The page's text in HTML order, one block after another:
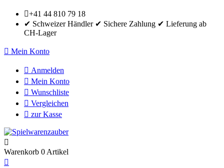
+41 44 810 79 18
✔ Schweizer Händler ✔ Sichere Zahlung ✔ Lieferung ab
CH-Lager
 Mein Konto
 Anmelden
 Mein Konto
 Wunschliste
 Vergleichen
 zur Kasse

Warenkorb 0 Artikel
